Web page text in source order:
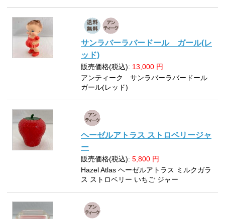
サンラバーラバードール ガール(レ
ッド)
販売価格(税込): 13,000 円
アンティーク サンラバーラバードール
ガール(レッド)
ヘーゼルアトラス ストロベリージャ
ー
販売価格(税込): 5,800 円
Hazel Atlas ヘーゼルアトラス ミルクガラ
ス ストロベリー いちご ジャー